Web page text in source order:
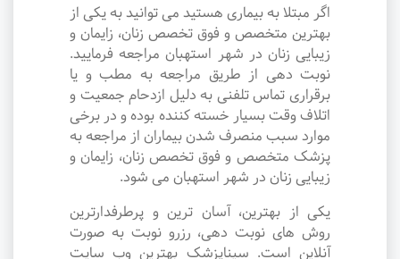
اگر مبتلا به بیماری هستید می توانید به یکی از
بهترین متخصص و فوق تخصص زنان، زایمان و
زیبایی زنان در شهر استهبان مراجعه فرمایید.
نوبت دهی از طریق مراجعه به مطب و یا
برقراری تماس تلفنی به دلیل ازدحام جمعیت و
اتلاف وقت بسیار خسته کننده بوده و در برخی
موارد سبب منصرف شدن بیماران از مراجعه به
پزشک متخصص و فوق تخصص زنان، زایمان و
زیبایی زنان در شهر استهبان می شود.
یکی از بهترین، آسان ترین و پرطرفدارترین
روش های نوبت دهی، رزرو نوبت به صورت
آنلاین است. سیناپزشک بهترین وب سایت